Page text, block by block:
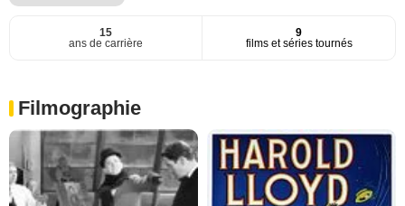
15
ans de carrière
9
films et séries tournés
Filmographie